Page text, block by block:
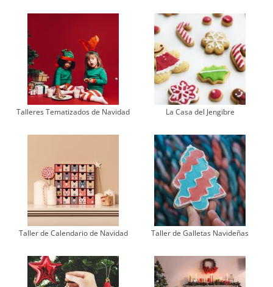
Talleres Tematizados de Navidad La Casa del Jengibre
Taller de Calendario de Navidad Taller de Galletas Navideñas